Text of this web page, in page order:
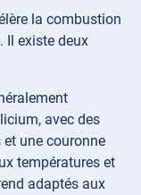
la combustion
Il existe deux
avec des
une couronne
températures et
adaptés aux